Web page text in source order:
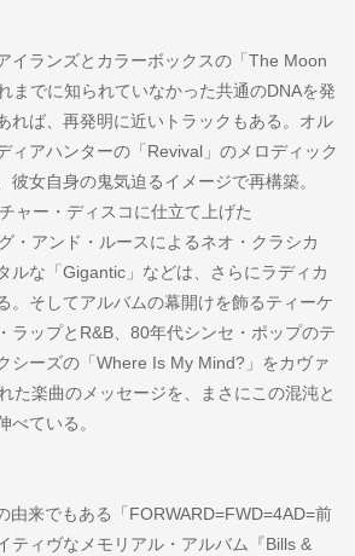
イランズとカラーボックスの「The Moon
までに知られていなかった共通のDNAを発
れば、再発明に近いトラックもある。オル
ィアハンターの「Revival」のメロディック
彼女自身の鬼気迫るイメージで再構築。
ャー・ディスコに仕立て上げた
・アンド・ルースによるネオ・クラシカ
ルな「Gigantic」などは、さらにラディカ
。そしてアルバムの幕開けを飾るティーケ
ラップとR&B、80年代シンセ・ポップのテ
シーズの「Where Is My Mind?」をカヴァ
た楽曲のメッセージを、まさにこの混沌と
べている。
由来でもある「FORWARD=FWD=4AD=前
ティヴなメモリアル・アルバム『Bills &